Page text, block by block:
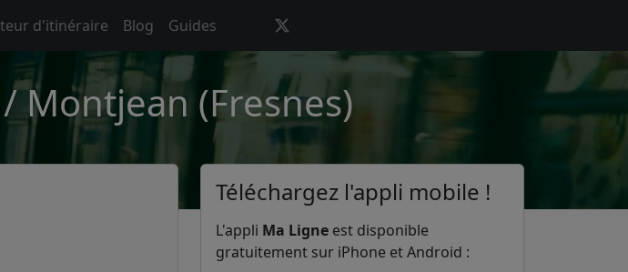
d'itinéraire Blog Guides
Montjean (Fresnes)
Téléchargez l'appli mobile !
L'appli Ma Ligne est disponible
gratuitement sur iPhone et Android :